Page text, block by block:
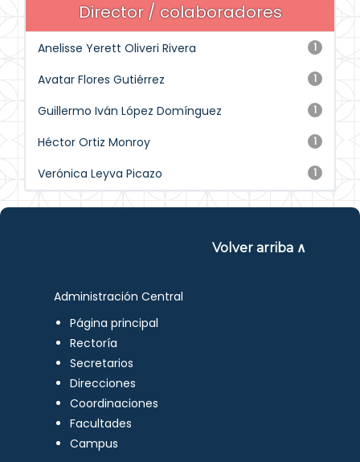
Director / colaboradores
1
Anelisse Yerett Oliveri Rivera
1
Avatar Flores Gutiérrez
1
Guillermo Iván López Domínguez
1
Héctor Ortiz Monroy
1
Verónica Leyva Picazo
Volver arriba ∧
Administración Central
Página principal
Rectoría
Secretarios
Direcciones
Coordinaciones
Facultades
Campus